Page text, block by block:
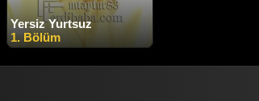
Yersiz Yurtsuz
1. Bölüm